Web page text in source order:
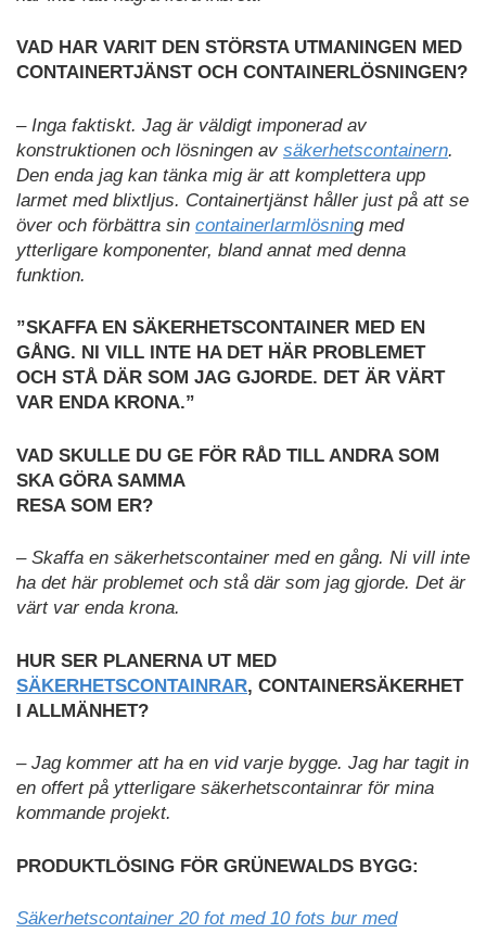
VAD HAR VARIT DEN STÖRSTA UTMANINGEN MED
CONTAINERTJÄNST OCH CONTAINERLÖSNINGEN?
– Inga faktiskt. Jag är väldigt imponerad av
konstruktionen och lösningen av säkerhetscontainern.
Den enda jag kan tänka mig är att komplettera upp
larmet med blixtljus. Containertjänst håller just på att se
över och förbättra sin containerlarmlösning med
ytterligare komponenter, bland annat med denna
funktion.
”SKAFFA EN SÄKERHETSCONTAINER MED EN
GÅNG. NI VILL INTE HA DET HÄR PROBLEMET
OCH STÅ DÄR SOM JAG GJORDE. DET ÄR VÄRT
VAR ENDA KRONA.”
VAD SKULLE DU GE FÖR RÅD TILL ANDRA SOM
SKA GÖRA SAMMA
RESA SOM ER?
– Skaffa en säkerhetscontainer med en gång. Ni vill inte
ha det här problemet och stå där som jag gjorde. Det är
värt var enda krona.
HUR SER PLANERNA UT MED
SÄKERHETSCONTAINRAR, CONTAINERSÄKERHET
I ALLMÄNHET?
– Jag kommer att ha en vid varje bygge. Jag har tagit in
en offert på ytterligare säkerhetscontainrar för mina
kommande projekt.
PRODUKTLÖSING FÖR GRÜNEWALDS BYGG:
Säkerhetscontainer 20 fot med 10 fots bur med